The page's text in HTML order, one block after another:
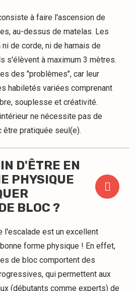
à faire l'ascension de
au-dessus de matelas. Les
de corde, ni de harnais de
s'élèvent à maximum 3 mètres.
des "problèmes", car leur
habiletés variées comprenant
souplesse et créativité.
ne nécessite pas de
être pratiquée seul(e).
D'ÊTRE EN
PHYSIQUE
BLOC ?
l'escalade est un excellent
forme physique ! En effet,
de bloc comportent des
qui permettent aux
(débutants comme experts) de